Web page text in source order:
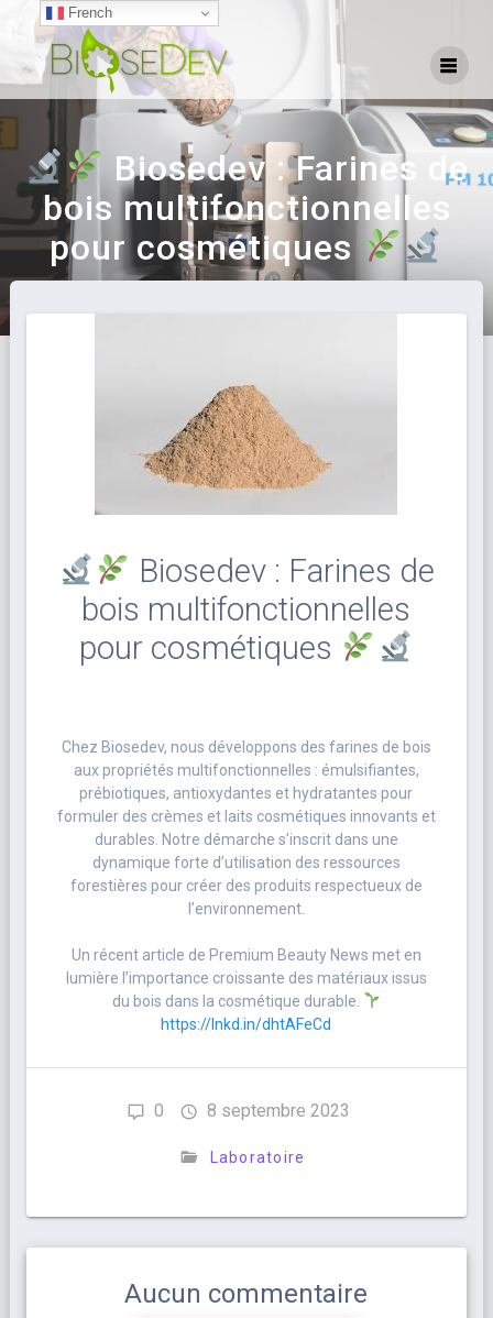
Biosedev : Farines de
bois multifonctionnelles
pour cosmétiques
Biosedev : Farines de
bois multifonctionnelles
pour cosmétiques
Chez Biosedev, nous développons des farines de bois
aux propriétés multifonctionnelles : émulsifiantes,
prébiotiques, antioxydantes et hydratantes pour
formuler des crèmes et laits cosmétiques innovants et
durables. Notre démarche s’inscrit dans une
dynamique forte d’utilisation des ressources
forestières pour créer des produits respectueux de
l’environnement.
Un récent article de Premium Beauty News met en
lumière l’importance croissante des matériaux issus
du bois dans la cosmétique durable.
https://lnkd.in/dhtAFeCd
0 8 septembre 2023
Laboratoire
Aucun commentaire
French